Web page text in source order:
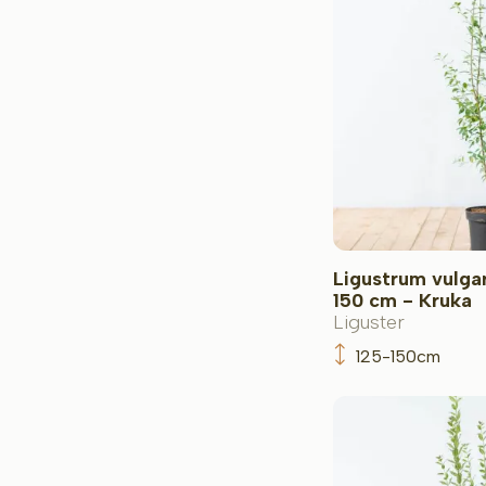
Ligustrum
150 cm - Kruka
Liguster
125-150cm